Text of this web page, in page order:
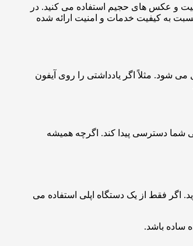
باکیفیت و عکس های حجیم استفاده می کنید. در
ها نسبت به کیفیت خدمات و امنیت ارائه شده
شود. مثلاً اگر یادداشتی را روی آیفون
شما دسترسی پیدا کند. اگرچه همیشه
اگر فقط از یک دستگاه اپلی استفاده می
ساده باشد.